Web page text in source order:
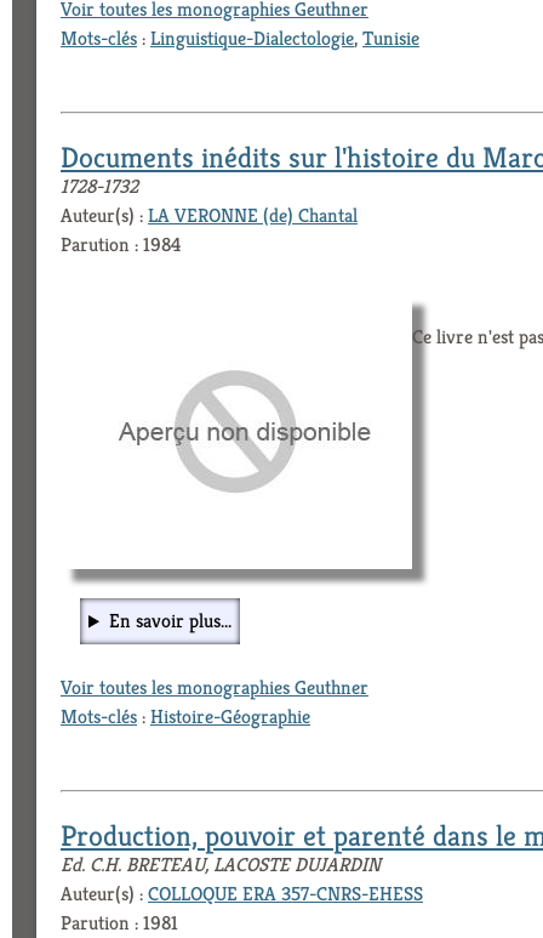
Voir toutes les monographies Geuthner
Mots-clés:Linguistique-Dialectologie,Tunisie
Documents inédits sur l'histoire du
1728-1732
Auteur(s) :LA VERONNE (de) Chantal
Parution : 1984
Ce livre n'est
En savoir plus...
Voir toutes les monographies Geuthner
Mots-clés:Histoire-Géographie
Production, pouvoir et parenté dans le
Ed. C.H. BRETEAU, LACOSTE DUJARDIN
Auteur(s) :COLLOQUE ERA 357-CNRS-EHESS
Parution : 1981